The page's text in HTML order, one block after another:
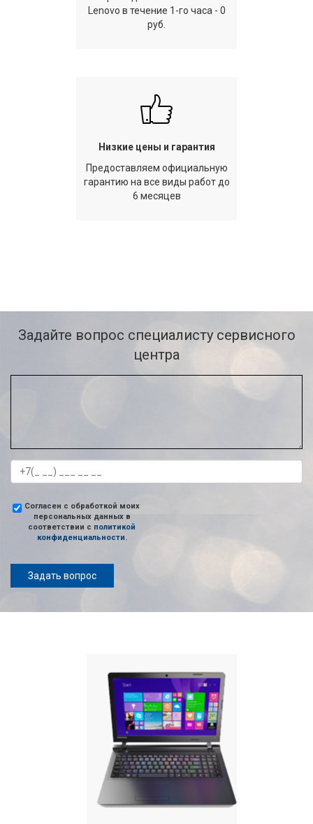
Lenovo в течение 1-го часа - 0
руб.
Низкие цены и гарантия
Предоставляем официальную
гарантию на все виды работ до
6 месяцев
Задайте вопрос специалисту сервисного
центра
Согласен с обработкой моих
персональных данных в
соответствии с политикой
конфиденциальности.
Задать вопрос